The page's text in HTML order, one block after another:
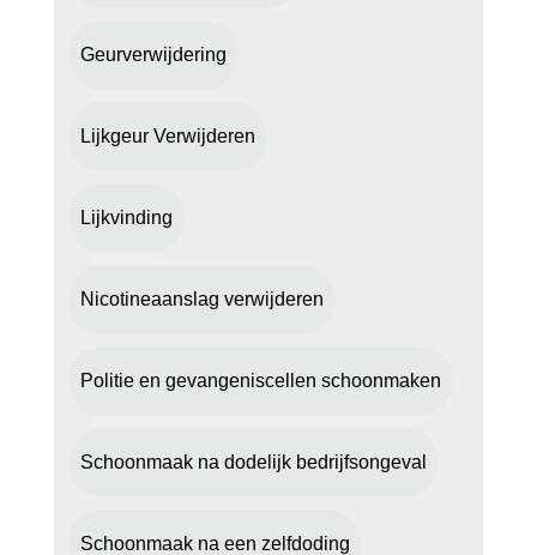
Geurverwijdering
Lijkgeur Verwijderen
Lijkvinding
Nicotineaanslag verwijderen
Politie en gevangeniscellen schoonmaken
Schoonmaak na dodelijk bedrijfsongeval
Schoonmaak na een zelfdoding